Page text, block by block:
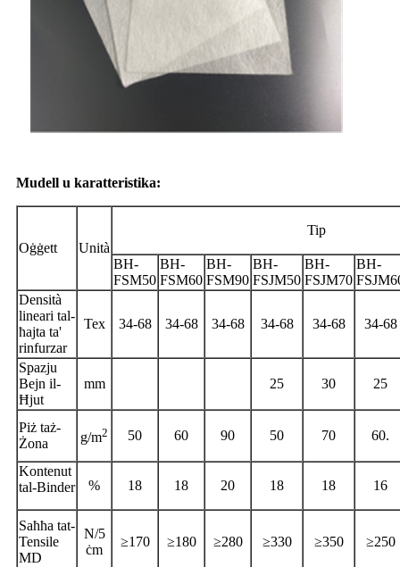
Mudell u karatteristika:
Oġġett Unità
Tip
BH-
FSM50
BH-
FSM60
BH-
FSM90
BH-
FSJM50
BH-
FSJM70
BH-
Densità
lineari tal-
ħajta ta'
rinfurzar
Tex 34-68 34-68 34-68 34-68 34-68 34-68
Spazju
Bejn il-
Ħjut
mm 25 30 25
Piż taż-
Żona
g/m2 50 60 90 50 70 60.
Kontenut
tal-Binder
% 18 18 20 18 18 16
Saħħa tat-
Tensile
MD
N/5
ċm
≥170 ≥180 ≥280 ≥330 ≥350 ≥250